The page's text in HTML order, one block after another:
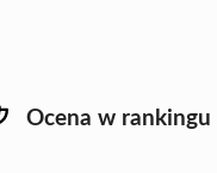
Ocena w rankingu